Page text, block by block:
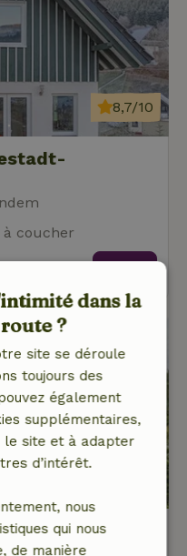
8,7/10
à coucher
dans la
?
site se déroule
toujours des
également
supplémentaires,
le site et à adapter
d’intérêt.
nous
qui nous
de manière